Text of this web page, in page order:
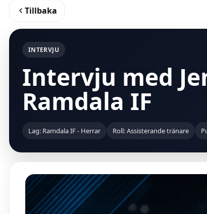
Tillbaka
INTERVJU
Intervju med
Ramdala IF
Lag: Ramdala IF - Herrar Roll: Assisterande tränare